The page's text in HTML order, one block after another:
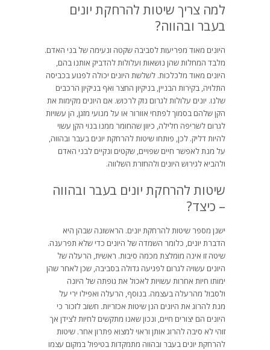
למה צריך שיטות להרחקת יונים
בעבר ובהווה?
היונים מאוד מפריעות לסביבה שקטה ונעימה של בני האדם.
מלבד המחלות שהן נושאות ועלולות להדביק אותנו בהם,
היונים מאוד מלכלכות. לשלשת היונים יכולה לפגוע בכביסה
התלויה, בקירות הבניין, בניקיון החצר ואף בניקיון הרכבים
שלנו. יונים עלולות לגרום נזק לרכוש. אם היונים מקימות את
הקן שלהם בסמוך לפתחי אוורור או על מנועי מזגן, הן עשויות
לגרום לשריפה חלילה, כיוון שהחומר ממנו בנוי הקן עשוי
להיות דליק. לכן, פותחו שיטות להרחקת יונים בעבר ובהווה,
על מנת לאפשר חיים שפויים, שקטים ונקיים לבני האדם
ולהביא לגירוש היונים ולהחזרת השלווה.
שיטות להרחקת יונים בעבר ובהווה
– כיצד?
ישנן מספר שיטות להרחקת יונים. הראשונה שבהן היא
הדברת יונים, כלומר השמדה של היונים כדי שלא תפרענה.
שיטה זו אינה מומלצת מכמה סיבות. ראשית, הרעלה של
היונים עשויה לגרום לפגיעה גדולה בסביבה, שכן לאחר שהן
ימותו חיות אחרות עשויות לאכול את גופתה של היונה
ולסבול מהרעלה בעצמה. בנוסף, הרעלה ואפילו ירי על
מנת להרוג את היונים הנן שיטות אכזריות. חשוב לזכור כי
היונים הם יצורים חיים, ונכון שאנו מתקשים לחיות לצידן אך
זוהי לא סיבה להרוג אותן וראוי למצוא פתרון אחר. שיטות
להרחקת יונים בעבר ובהווה מתמקדות בטיפול במקום עצמו